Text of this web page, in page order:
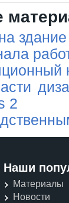
здание
2
Наши
Материалы
Новости